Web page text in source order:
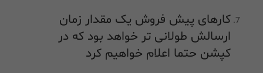
کارهای پیش فروش یک مقدار زمان
ارسالش طولانی تر خواهد بود که در
کپشن حتما اعلام خواهیم کرد